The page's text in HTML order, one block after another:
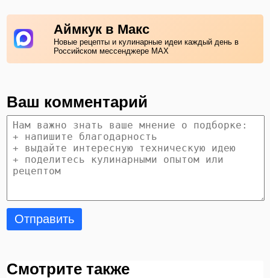
Аймкук в Макс
Новые рецепты и кулинарные идеи каждый день в
Российском мессенджере MAX
Ваш комментарий
Отправить
Смотрите также